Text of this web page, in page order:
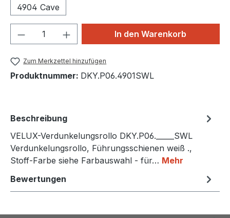
4904 Cave
Produkt Anzahl: Gib denIn den Warenkorb
Zum Merkzettel hinzufügen
Produktnummer: DKY.P06.4901SWL
Beschreibung
VELUX-Verdunkelungsrollo DKY.P06._____SWL
Verdunkelungsrollo, Führungsschienen weiß .,
Stoff-Farbe siehe Farbauswahl - für… Mehr
Bewertungen